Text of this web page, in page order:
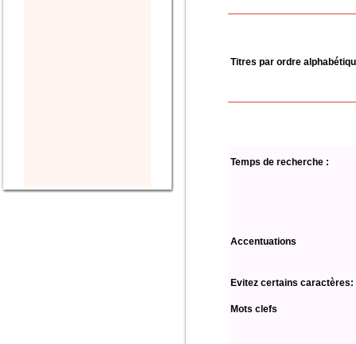
Titres par ordre
Temps de recherche :
Accentuations
Evitez certains caractères:
Mots clefs